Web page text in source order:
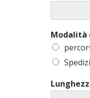
Modalità